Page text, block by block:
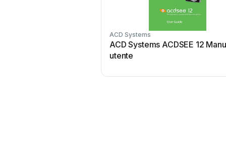
ACD Systems
ACD Systems ACDSEE 12
utente